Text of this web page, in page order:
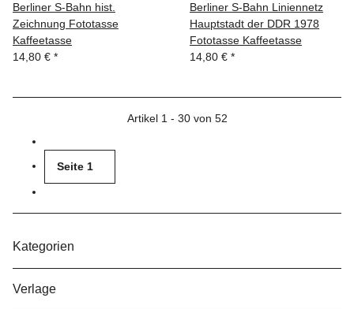
Berliner S-Bahn hist.
Zeichnung Fototasse
Kaffeetasse
14,80 € *
Berliner S-Bahn Liniennetz
Hauptstadt der DDR 1978
Fototasse Kaffeetasse
14,80 € *
Artikel 1 - 30 von 52
Seite 1
Kategorien
Verlage